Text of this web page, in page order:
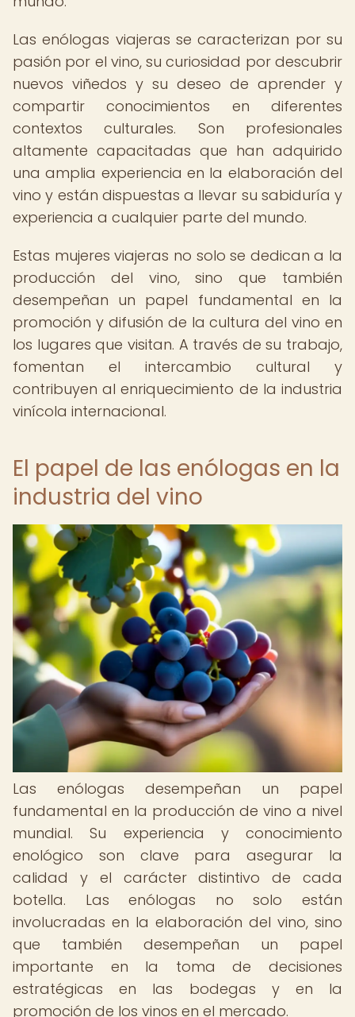
Las enólogas viajeras se caracterizan por su
pasión por el vino, su curiosidad por descubrir
nuevos viñedos y su deseo de aprender y
compartir conocimientos en diferentes
contextos culturales. Son profesionales
altamente capacitadas que han adquirido
una amplia experiencia en la elaboración del
vino y están dispuestas a llevar su sabiduría y
experiencia a cualquier parte del mundo.
Estas mujeres viajeras no solo se dedican a la
producción del vino, sino que también
desempeñan un papel fundamental en la
promoción y difusión de la cultura del vino en
los lugares que visitan. A través de su trabajo,
fomentan el intercambio cultural y
contribuyen al enriquecimiento de la industria
vinícola internacional.
El papel de las enólogas en la
industria del vino
Las enólogas desempeñan un papel
fundamental en la producción de vino a nivel
mundial. Su experiencia y conocimiento
enológico son clave para asegurar la
calidad y el carácter distintivo de cada
botella. Las enólogas no solo están
involucradas en la elaboración del vino, sino
que también desempeñan un papel
importante en la toma de decisiones
estratégicas en las bodegas y en la
promoción de los vinos en el mercado.